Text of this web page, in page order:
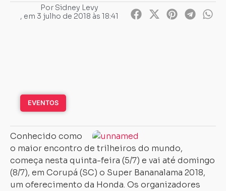
PorSidney Levy
, em 3 julho de 2018 às 18:41
EVENTOS
Conhecido como
o maior encontro de trilheiros do mundo,
começa nesta quinta-feira (5/7) e vai até domingo
(8/7), em Corupá (SC) o Super Bananalama 2018,
um oferecimento da Honda. Os organizadores